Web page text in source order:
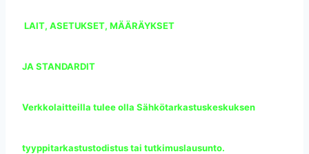
LAIT, ASETUKSET, MÄÄRÄYKSET
JA STANDARDIT
Verkkolaitteilla tulee olla Sähkötarkastuskeskuksen
tyyppitarkastustodistus tai tutkimuslausunto.